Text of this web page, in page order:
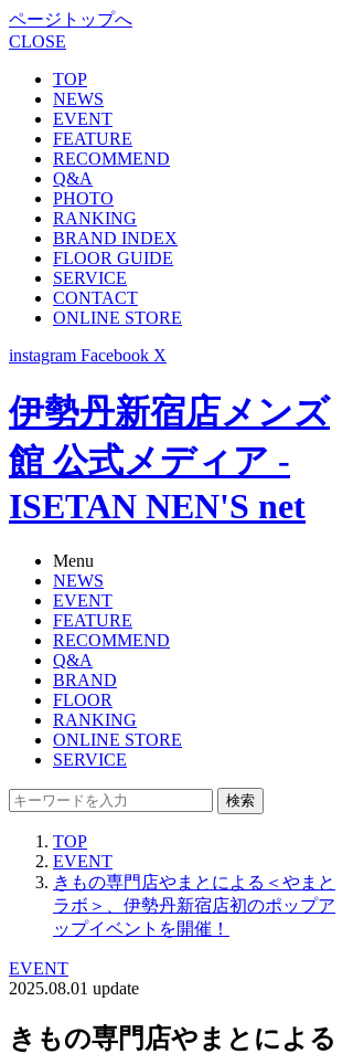
ページトップへ
CLOSE
TOP
NEWS
EVENT
FEATURE
RECOMMEND
Q&A
PHOTO
RANKING
BRAND INDEX
FLOOR GUIDE
SERVICE
CONTACT
ONLINE STORE
instagram Facebook X
伊勢丹新宿店メンズ
館 公式メディア -
ISETAN NEN'S net
Menu
NEWS
EVENT
FEATURE
RECOMMEND
Q&A
BRAND
FLOOR
RANKING
ONLINE STORE
SERVICE
検索
TOP
EVENT
きもの専門店やまとによる＜やまと
ラボ＞、伊勢丹新宿店初のポップア
ップイベントを開催！
EVENT
2025.08.01 update
きもの専門店やまとによる